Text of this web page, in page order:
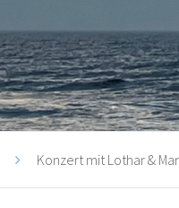
Konzert mit Lothar &